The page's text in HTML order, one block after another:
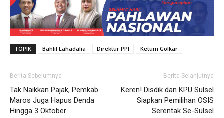
TOPIK Bahlil Lahadalia Direktur PPI Ketum Golkar
Berita Sebelumnya
Tak Naikkan Pajak, Pemkab
Maros Juga Hapus Denda
Hingga 3 Oktober
Berita Selanjutnya
Keren! Disdik dan KPU Sulsel
Siapkan Pemilihan OSIS
Serentak Se-Sulsel